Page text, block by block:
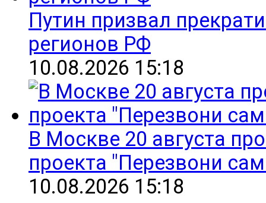
Путин призвал
регионов РФ
10.08.2026 15:18
В Москве 20 августа
проекта "Перезвони
10.08.2026 15:18